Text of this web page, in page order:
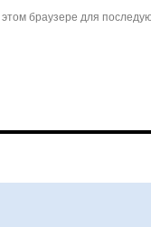
браузере для